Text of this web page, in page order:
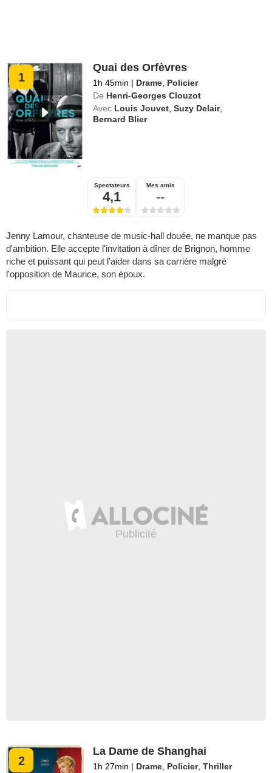
1
Quai des Orfèvres
1h 45min | Drame Policier
De Henri-Georges Clouzot
Avec Louis Jouvet ,Suzy Delair,
Bernard Blier
Spectateurs
4,1
Mes amis
--
Jenny Lamour, chanteuse de music-hall douée, ne manque pas
d'ambition. Elle accepte l'invitation à dîner de Brignon, homme
riche et puissant qui peut l'aider dans sa carrière malgré
l'opposition de Maurice, son époux.
2
La Dame de Shanghai
1h 27min | Drame Policier,Thriller